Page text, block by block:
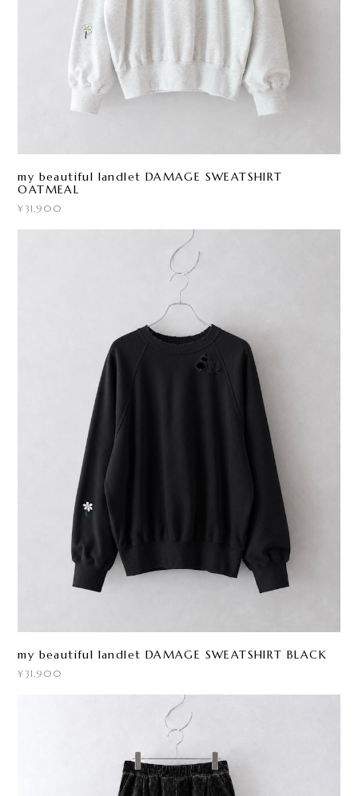
my beautiful landlet DAMAGE SWEATSHIRT
OATMEAL
¥31,900
my beautiful landlet DAMAGE SWEATSHIRT BLACK
¥31,900